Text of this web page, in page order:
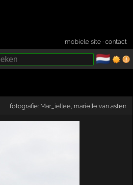
mobiele site ·contact
🇳🇱
fotografie: Mar_iellee , marielle van asten